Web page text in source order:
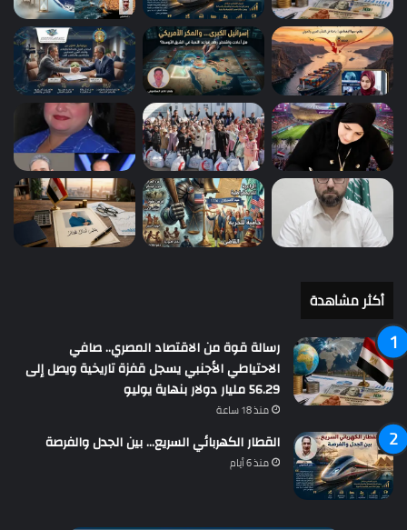
أكثر مشاهدة
رسالة قوة من الاقتصاد المصري.. صافي
الاحتياطي الأجنبي يسجل قفزة تاريخية ويصل إلى
56.29 مليار دولار بنهاية يوليو
منذ 18 ساعة
القطار الكهربائي السريع… بين الجدل والفرصة
منذ 6 أيام